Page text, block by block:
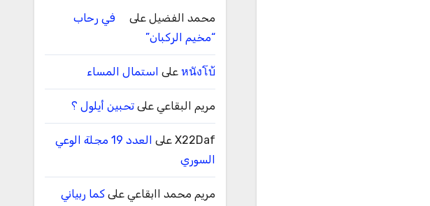
محمد الفضيل على
في رحاب
“مخيم الركبان”
หนังโบ้ على استمال المساء
مريم البقاعي علىتحبين أيلول ؟
X22Daf على
العدد 19 مجلة الوعي
السوري
مريم محمد اابقاعي علىكما ربياني